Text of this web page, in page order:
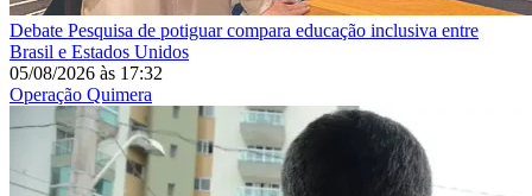
Debate Pesquisa de potiguar compara educação inclusiva entre
Brasil e Estados Unidos
05/08/2026 às 17:32
Operação Quimera